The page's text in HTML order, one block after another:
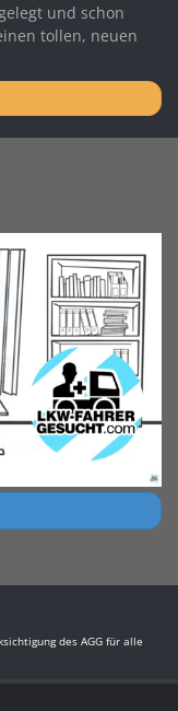
und schon
tollen, neuen
des AGG für alle